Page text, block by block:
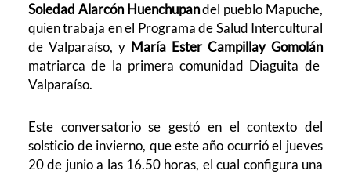
Soledad Alarcón Huenchupandel pueblo Mapuche,
quien trabaja en el Programa de Salud Intercultural
de Valparaíso, y María Ester Campillay Gomolán
matriarca de la primera comunidad Diaguita de
Valparaíso.
Este conversatorio se gestó en el contexto del
solsticio de invierno, que este año ocurrió el jueves
20 de junio a las 16.50 horas, el cual configura una